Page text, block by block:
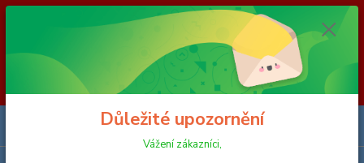
Vážení zákazníci, v termínu od 8. 8. 2026 do 23. 8. 2026 nebude z
důvodu čerpání dovolené probíhat expedice objednávek a bude omezen
provoz e-shopu HRACKYNABYTEK.CZ. Objednávky přijaté, nebo
uhrazené do čtvrtka 6. 8. 2026 budou expedovány v pátek 7. 8. 2026.
Objednávky přijaté, nebo uhrazené od pátku 7. 8. 2026 do neděle 23. 8.
2026 budou postupně expedovány od pondělí 24. 8. 2026. Děkujeme za
pochopení HRACKYNABYTEK.CZ
Důležité upozornění
Vážení zákazníci,